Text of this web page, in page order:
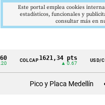
Cintillo
COLCAP1621,34 pts USD/COP
▲
Pico y Placa Medellín
Este portal emplea cookies
estadísticos, funcionales y
consultar más en